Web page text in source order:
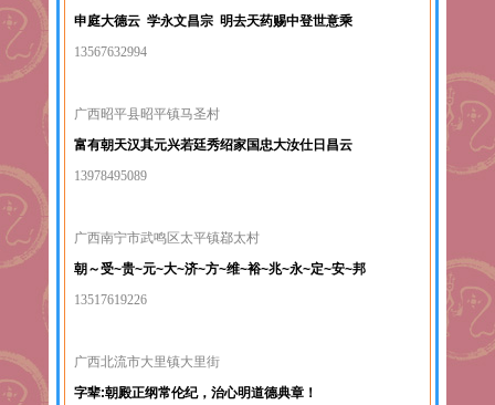
申庭大德云 学永文昌宗 明去天药赐中登世意乘
13567632994
广西昭平县昭平镇马圣村
富有朝天汉其元兴若廷秀绍家国忠大汝仕日昌云
13978495089
广西南宁市武鸣区太平镇鄀太村
朝～受~贵~元~大~济~方~维~裕~兆~永~定~安~邦
13517619226
广西北流市大里镇大里街
字辈:朝殿正纲常伦纪，治心明道德典章！